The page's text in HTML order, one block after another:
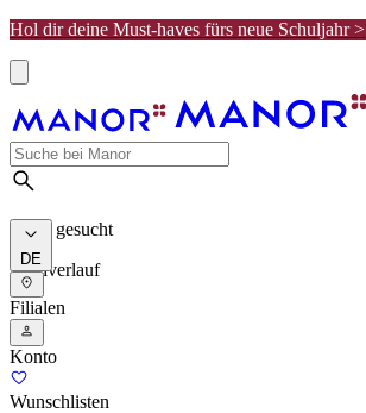
Hol dir deine Must-haves fürs neue Schuljahr >
Meist gesucht
Suchverlauf
DE
Filialen
Konto
Wunschlisten